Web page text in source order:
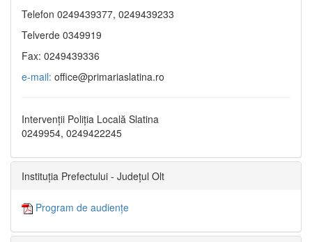
Telefon 0249439377, 0249439233
Telverde 0349919
Fax: 0249439336
e-mail: office@primariaslatina.ro
Intervenții Poliția Locală Slatina
0249954, 0249422245
Instituția Prefectului - Județul Olt
Program de audiențe